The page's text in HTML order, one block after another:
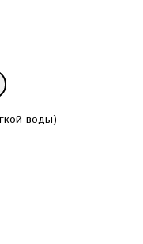
воды)